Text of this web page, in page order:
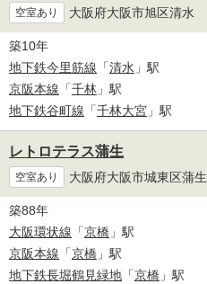
空室あり 大阪府大阪市旭区清水
築10年
地下鉄今里筋線 「清水 」駅
京阪本線 「千林 」駅
地下鉄谷町線 「千林大宮 」駅
レトロテラス蒲生
空室あり 大阪府大阪市城東区蒲生
築88年
大阪環状線 「京橋 」駅
京阪本線 「京橋 」駅
地下鉄長堀鶴見緑地 「京橋 」駅